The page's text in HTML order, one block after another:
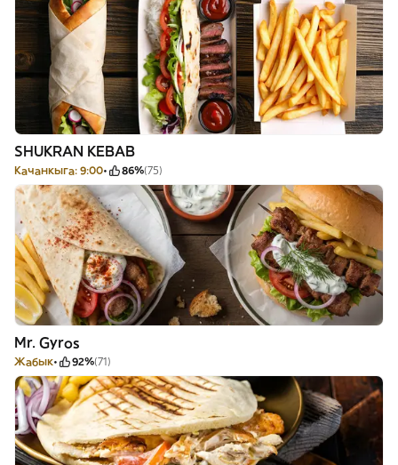
SHUKRAN KEBAB
Качанкыга: 9:00 86%(75)
Mr. Gyros
Жабык 92%(71)